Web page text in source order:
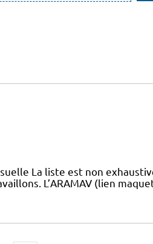
La liste est non
L’ARAMAV (lien